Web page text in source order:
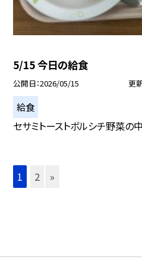
5/15 今日の給食
公開日 2026/05/15 更
給食
セサミトーストボルシチ野菜の
1 2 »